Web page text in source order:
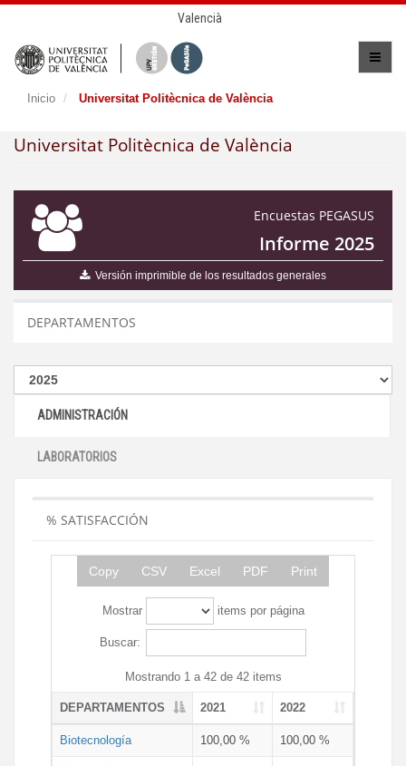
Valencià
Inicio Universitat Politècnica de València
Universitat Politècnica de València
Encuestas PEGASUS
Informe 2025
Versión imprimible de los resultados generales
DEPARTAMENTOS
ADMINISTRACIÓN
LABORATORIOS
% SATISFACCIÓN
Copy CSV Excel PDF Print
Mostrar items por página
Buscar:
Mostrando 1 a 42 de 42 items
DEPARTAMENTOS 2021 2022
Biotecnología 100,00 % 100,00 %